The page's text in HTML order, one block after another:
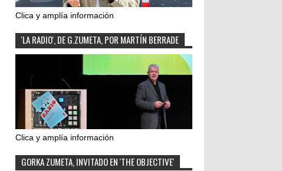
Clica y amplía información
'LA RADIO', DE G.ZUMETA, POR MARTÍN BERRADE
Clica y amplía información
GORKA ZUMETA, INVITADO EN 'THE OBJECTIVE'